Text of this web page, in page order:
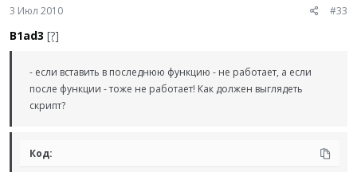
3 Июл 2010 #33
B1ad3 [?]
- если вставить в последнюю функцию - не работает, а если
после функции - тоже не работает! Как должен выглядеть
скрипт?
Код: